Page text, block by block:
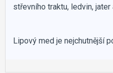
střevního traktu, ledvin,
Lipový med je nejchutnější